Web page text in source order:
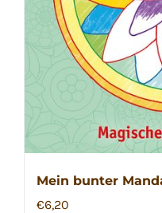
Mein bunter
€6,20